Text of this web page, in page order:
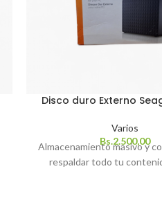
Disco duro Externo
Varios
Bs.2.500,00
Almacenamiento masivo y
respaldar todo tu